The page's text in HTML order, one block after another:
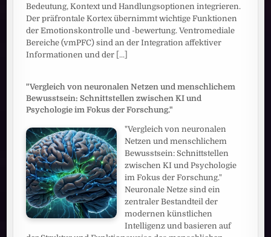
Bedeutung, Kontext und Handlungsoptionen integrieren.
Der präfrontale Kortex übernimmt wichtige Funktionen
der Emotionskontrolle und -bewertung. Ventromediale
Bereiche (vmPFC) sind an der Integration affektiver
Informationen und der [...]
"Vergleich von neuronalen Netzen und menschlichem
Bewusstsein: Schnittstellen zwischen KI und
Psychologie im Fokus der Forschung."
"Vergleich von neuronalen
Netzen und menschlichem
Bewusstsein: Schnittstellen
zwischen KI und Psychologie
im Fokus der Forschung."
Neuronale Netze sind ein
zentraler Bestandteil der
modernen künstlichen
Intelligenz und basieren auf